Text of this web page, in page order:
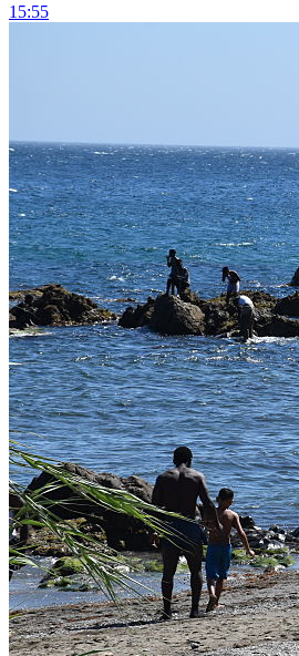
15:55